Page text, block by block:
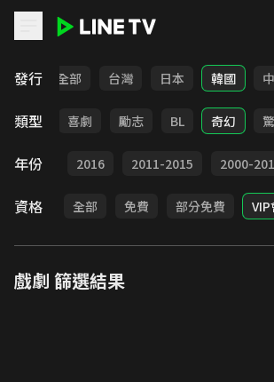
發行 全部 台灣 日本 韓國
類型
懸疑 喜劇 勵志 BL 奇幻
年份
2017 2016 2011-2015 2000-
資格 全部 免費 部分免費 VIP
戲劇 篩選結果